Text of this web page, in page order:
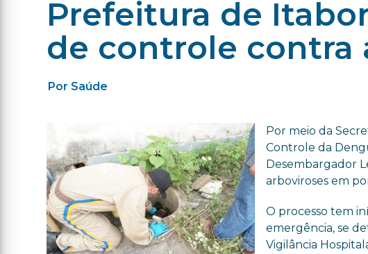
Prefeitura de
de controle contra
Por Saúde
Por meio da
Controle da
Desembargador
arboviroses em
O processo tem
emergência, se
Vigilância